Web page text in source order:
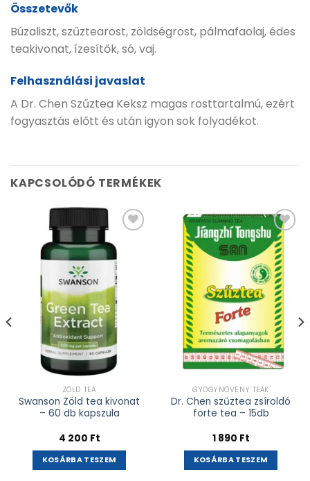
Összetevők
Búzaliszt, szűztearost, zöldségrost, pálmafaolaj, édes
teakivonat, ízesítők, só, vaj.
Felhasználási javaslat
A Dr. Chen Szűztea Keksz magas rosttartalmú, ezért
fogyasztás előtt és után igyon sok folyadékot.
KAPCSOLÓDÓ TERMÉKEK
Kívánságlistához
adás
ZÖLD TEA
Swanson Zöld tea kivonat
– 60 db kapszula
4 200 Ft
KOSÁRBA TESZEM
Kívánságlistához
adás
GYÓGYNÖVÉNY TEÁK
Dr. Chen szűztea zsíroldó
forte tea – 15db
1 890 Ft
KOSÁRBA TESZEM